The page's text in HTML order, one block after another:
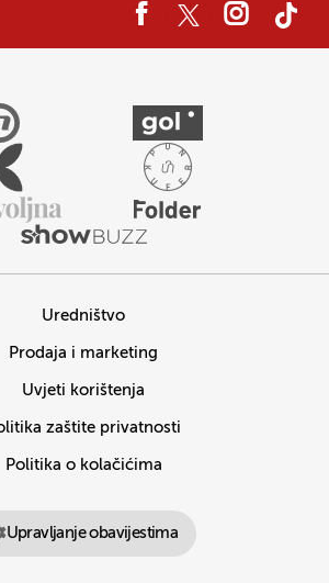
Uredništvo
Prodaja i marketing
Uvjeti korištenja
zaštite privatnosti
Politika o kolačićima
Upravljanje obavijestima